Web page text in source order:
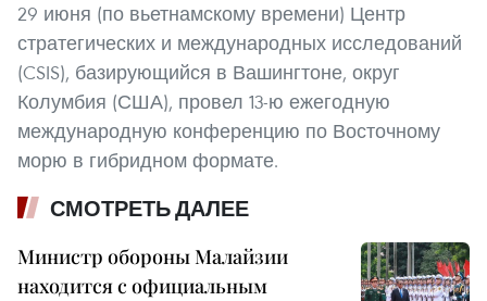
29 июня (по вьетнамскому времени) Центр
стратегических и международных исследований
(CSIS), базирующийся в Вашингтоне, округ
Колумбия (США), провел 13-ю ежегодную
международную конференцию по Восточному
морю в гибридном формате.
СМОТРЕТЬ ДАЛЕЕ
Министр обороны Малайзии
находится с официальным